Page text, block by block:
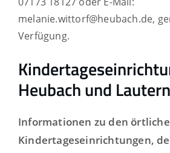
melanie.wittorf@heubach.de,
Verfügung.
Heubach und Lautern
Informationen zu den
Kindertageseinrichtungen,